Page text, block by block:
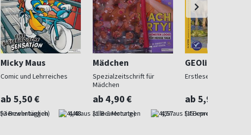
Micky Maus
Comic und Lehrreiches
ab 5,50 €
(vierzehntäglich) 4,48
Mädchen
Spezialzeitschrift für
Mädchen
ab 4,90 €
(alle 2 Monate) 4,57
GEOlino Mini
Erstleser ab 5
ab 5,90 €
(15 x pro Jahr)